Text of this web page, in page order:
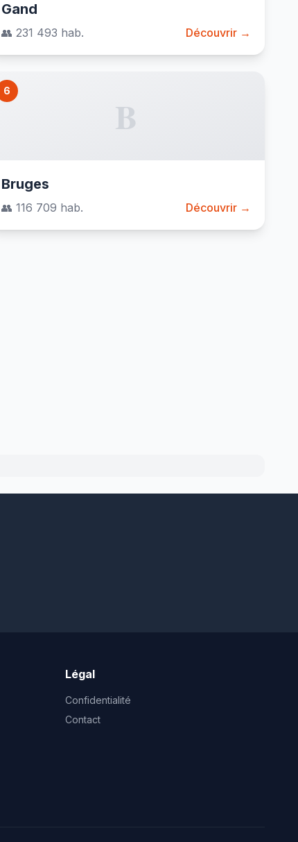
Gand
👥 231 493 hab. Découvrir →
6
B
Bruges
👥 116 709 hab. Découvrir →
Légal
Confidentialité
Contact